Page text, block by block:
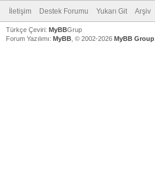
İletişim Destek Forumu Yukarı Git Arşiv
Türkçe Çeviri: MyBBGrup
Forum Yazılımı: MyBB , © 2002-2026 MyBB Group